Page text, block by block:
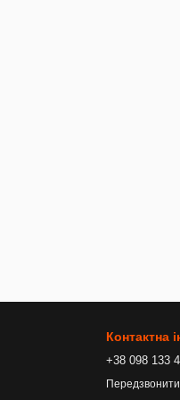
Контактна
+38 098 133